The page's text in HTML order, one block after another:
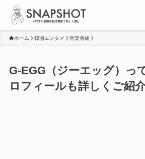
ホーム 韓国エンタメ 音楽番組
G-EGG（ジーエッグ）っ
ロフィールも詳しくご紹介